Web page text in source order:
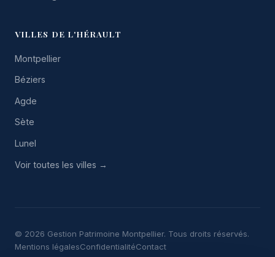
VILLES DE L'HÉRAULT
Montpellier
Béziers
Agde
Sète
Lunel
Voir toutes les villes →
© 2026 Gestion Patrimoine Montpellier. Tous droits réservés.
Mentions légalesConfidentialitéContact